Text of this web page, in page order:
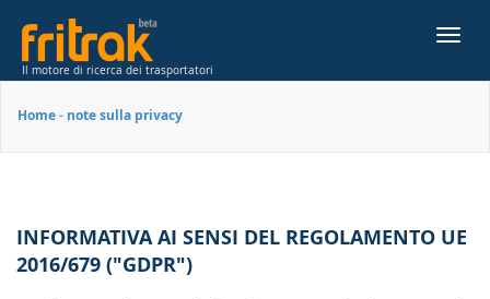
Il motore di ricerca dei trasportatori
Home- note sulla privacy
INFORMATIVA AI SENSI DEL REGOLAMENTO UE
2016/679 ("GDPR")